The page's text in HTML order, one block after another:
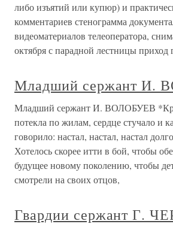
либо изъятий или купюр) и
комментариев стенограмма
видеоматериалов телеоператора,
октября с парадной лестницы приход
Младший сержант И.
Младший сержант И. ВОЛОБУЕВ
потекла по жилам, сердце стучало и
говорило: настал, настал, настал
Хотелось скорее итти в бой, чтобы
будущее новому поколению, чтобы
смотрели на своих отцов,
Гвардии сержант Г.